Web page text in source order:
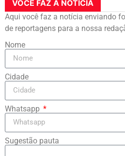
VOCÊ FAZ A NOTÍCIA
Aqui você faz a notícia enviando
de reportagens para a nossa
Nome
Cidade
Whatsapp
Sugestão pauta